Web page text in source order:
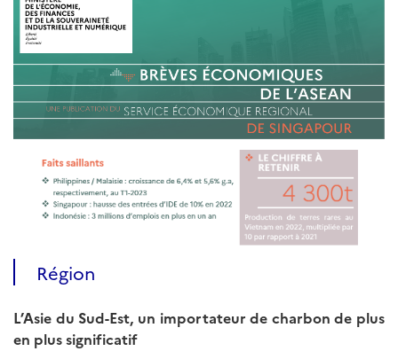
Région
L’Asie du Sud-Est, un importateur de charbon de plus
en plus significatif